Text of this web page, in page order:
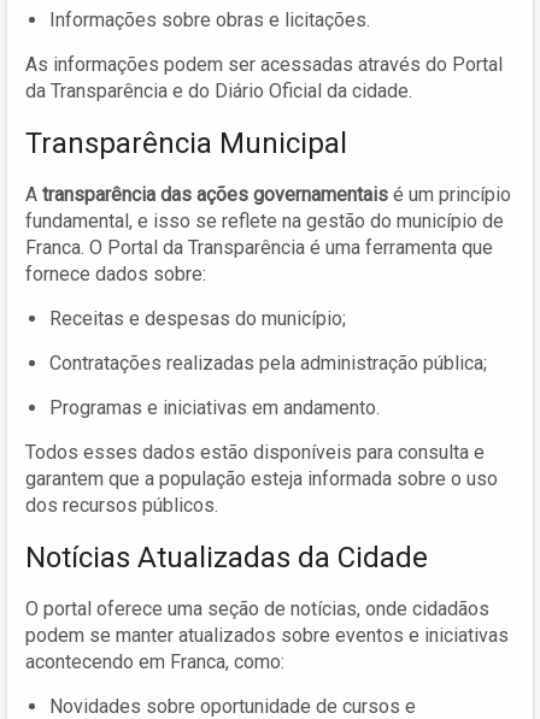
Informações sobre obras e licitações.
As informações podem ser acessadas através do Portal
da Transparência e do Diário Oficial da cidade.
Transparência Municipal
A transparência das ações governamentais é um princípio
fundamental, e isso se reflete na gestão do município de
Franca. O Portal da Transparência é uma ferramenta que
fornece dados sobre:
Receitas e despesas do município;
Contratações realizadas pela administração pública;
Programas e iniciativas em andamento.
Todos esses dados estão disponíveis para consulta e
garantem que a população esteja informada sobre o uso
dos recursos públicos.
Notícias Atualizadas da Cidade
O portal oferece uma seção de notícias, onde cidadãos
podem se manter atualizados sobre eventos e iniciativas
acontecendo em Franca, como:
Novidades sobre oportunidade de cursos e